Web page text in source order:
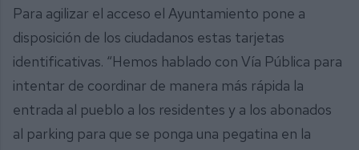
Para agilizar el acceso el Ayuntamiento pone a
disposición de los ciudadanos estas tarjetas
identificativas. “Hemos hablado con Vía Pública para
intentar de coordinar de manera más rápida la
entrada al pueblo a los residentes y a los abonados
al parking para que se ponga una pegatina en la